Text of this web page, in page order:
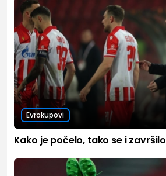
Evrokupovi
Kako je počelo, tako se i završilo